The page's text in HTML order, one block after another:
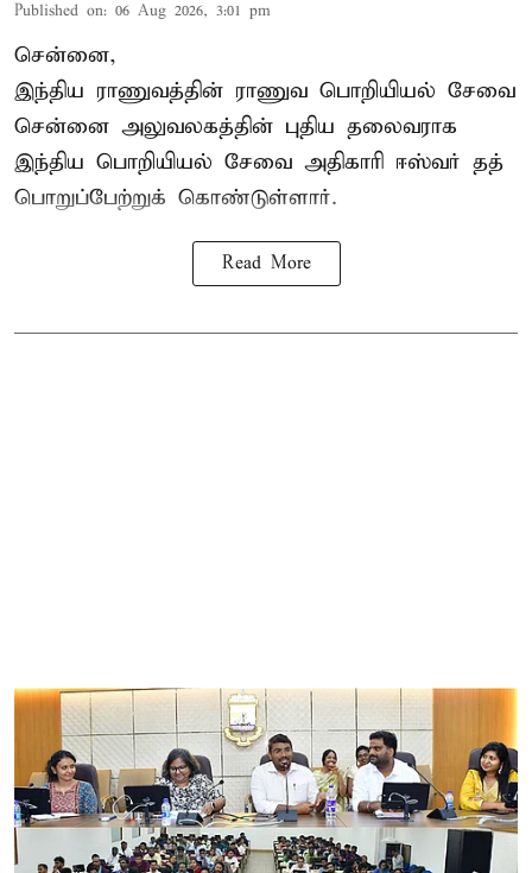
Published on: 06 Aug 2026, 3:01 pm
சென்னை,
இந்திய ராணுவத்தின் ராணுவ பொறியியல் சேவை
சென்னை அலுவலகத்தின் புதிய தலைவராக
இந்திய பொறியியல் சேவை அதிகாரி ஈஸ்வர் தத்
பொறுப்பேற்றுக் கொண்டுள்ளார்.
Read More